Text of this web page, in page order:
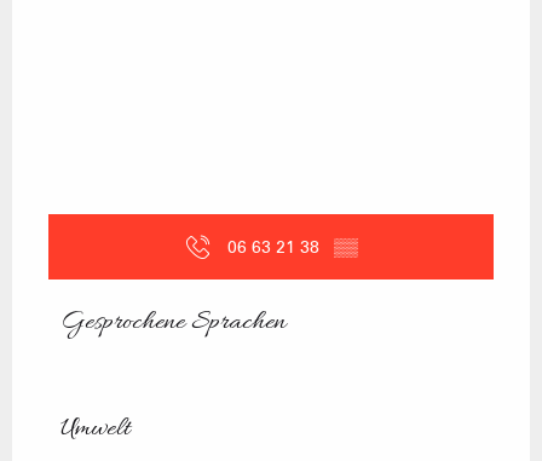
06 63 21 38 ▒▒
Gesprochene Sprachen
Gesprochene Sprachen
Umwelt
Umwelt